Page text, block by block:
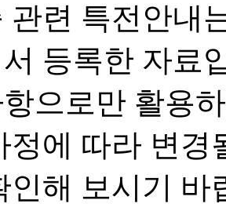
관련 특전안내
등록한 자료
으로만 활용
정에 따라 변경
인해 보시기 바